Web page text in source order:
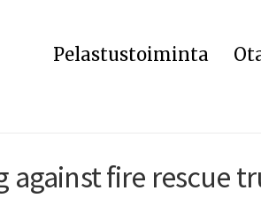
Pelastustoiminta
against fire rescue